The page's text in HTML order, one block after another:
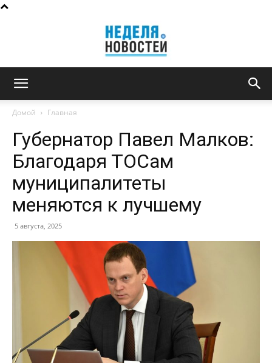
новостей
Домой Главная
Губернатор Павел Малков:
Благодаря ТОСам
муниципалитеты
меняются к лучшему
5 августа, 2025